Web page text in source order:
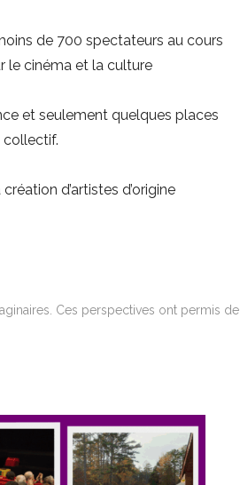
de 700 spectateurs au cours
le cinéma et la culture
et seulement quelques places
collectif.
d’artistes d’origine
Ces perspectives ont permis de